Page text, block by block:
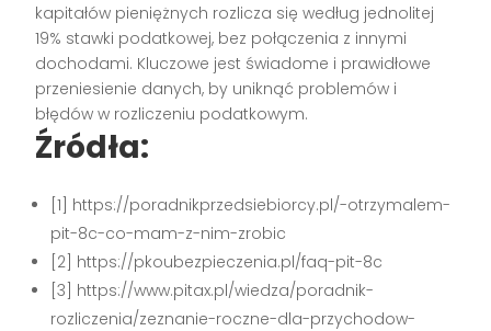
kapitałów pieniężnych rozlicza się według jednolitej
19% stawki podatkowej, bez połączenia z innymi
dochodami. Kluczowe jest świadome i prawidłowe
przeniesienie danych, by uniknąć problemów i
błędów w rozliczeniu podatkowym.
Źródła:
[1] https://poradnikprzedsiebiorcy.pl/-otrzymalem-
pit-8c-co-mam-z-nim-zrobic
[2] https://pkoubezpieczenia.pl/faq-pit-8c
[3] https://www.pitax.pl/wiedza/poradnik-
rozliczenia/zeznanie-roczne-dla-przychodow-